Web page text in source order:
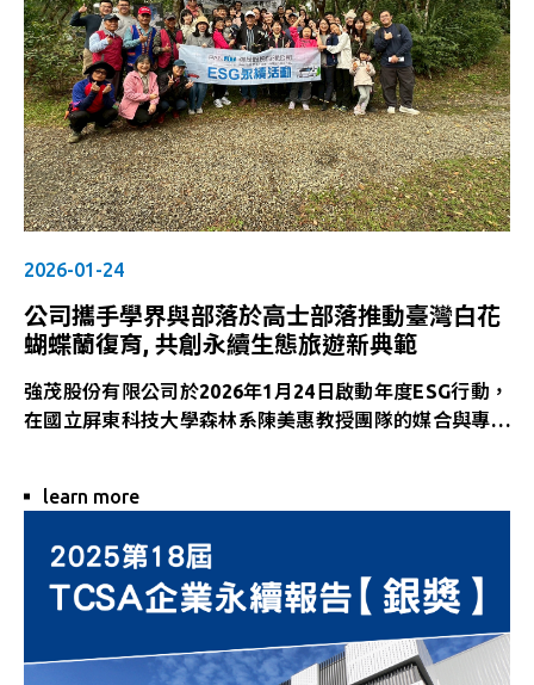
2026-01-24
公司攜手學界與部落於高士部落推動臺灣白花
蝴蝶蘭復育, 共創永續生態旅遊新典範
強茂股份有限公司於2026年1月24日啟動年度ESG行動，
在國立屏東科技大學森林系陳美惠教授團隊的媒合與專業
ESG推動計畫的開端。
learn more